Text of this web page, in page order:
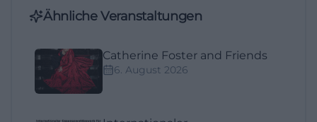
Ähnliche Veranstaltungen
Catherine Foster and Friends
6. August 2026